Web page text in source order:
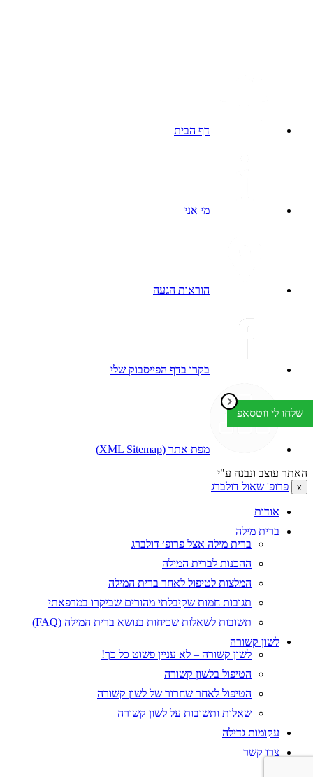
דף הבית
מי אני
הוראות הגעה
בקרו בדף הפייסבוק שלי
מפת אתר (XML Sitemap)
האתר עוצב ונבנה ע"י
x פרופ' שאול דולברג
אודות
ברית מילה
ברית מילה אצל פרופ׳ דולברג
ההכנות לברית המילה
המלצות לטיפול לאחר ברית המילה
תגובות חמות שקיבלתי מהורים שביקרו במרפאתי
תשובות לשאלות שכיחות בנושא ברית המילה (FAQ)
לשון קשורה
לשון קשורה – לא עניין פשוט כל כך!
הטיפול בלשון קשורה
הטיפול לאחר שחרור של לשון קשורה
שאלות ותשובות על לשון קשורה
עקומות גדילה
צרו קשר
שלחו לי ווטסאפ